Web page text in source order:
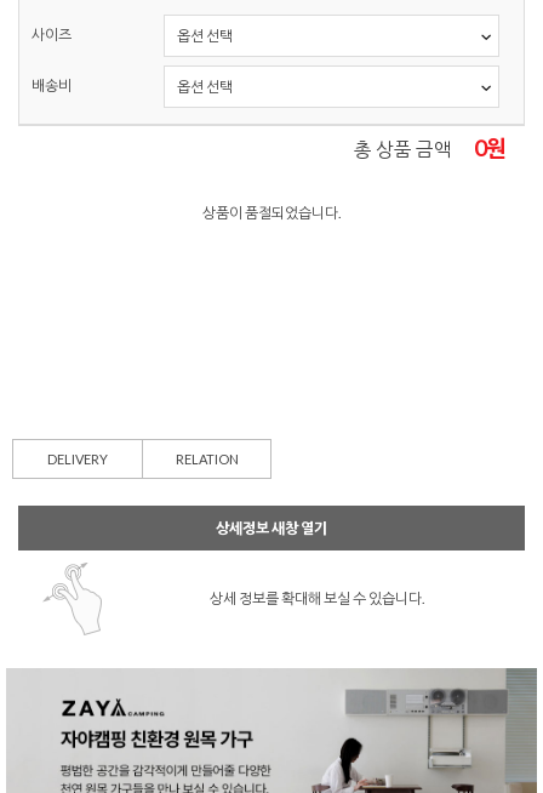
사이즈
배송비
총 상품 금액 0원
상품이 품절되었습니다.
DELIVERY RELATION
상세정보 새창 열기
상세 정보를 확대해 보실 수 있습니다.